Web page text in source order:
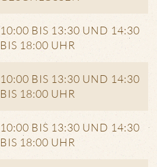
10:00 BIS 13:30 UND 14:30
BIS 18:00 UHR
10:00 BIS 13:30 UND 14:30
BIS 18:00 UHR
10:00 BIS 13:30 UND 14:30
BIS 18:00 UHR